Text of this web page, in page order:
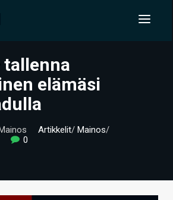
tallenna
elämäsi
Artikkelit/ Mainos/
0